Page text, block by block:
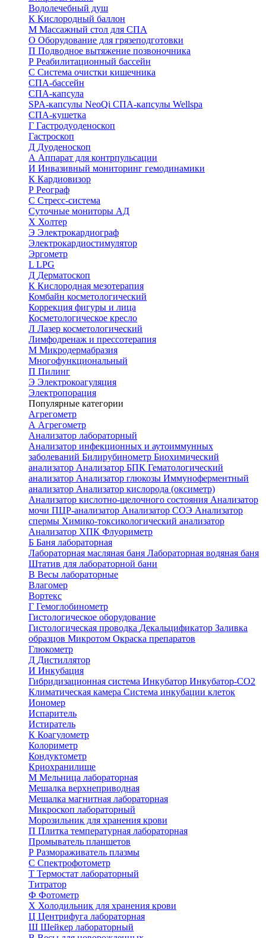
Водолечебный душ
К Кислородный баллон
М Массажный стол для СПА
О Оборудование для грязеподготовки
П Подводное вытяжение позвоночника
Р Реабилитационный бассейн
С Система очистки кишечника
СПА-бассейн
СПА-капсула
SPA-капсулы NeoQi СПА-капсулы Wellspa
СПА-кушетка
Г Гастродуоденоскоп
Гастроскоп
Д Дуоденоскоп
А Аппарат для контрпульсации
И Инвазивный мониторинг гемодинамики
К Кардиовизор
Р Реограф
С Стресс-система
Суточные мониторы АД
Х Холтер
Э Электрокардиограф
Электрокардиостимулятор
Эргометр
L LPG
Д Дерматоскоп
К Кислородная мезотерапия
Комбайн косметологический
Коррекция фигуры и лица
Косметологическое кресло
Л Лазер косметологический
Лимфодренаж и прессотерапия
М Микродермабразия
Многофункциональный
П Пилинг
Э Электрокоагуляция
Электропорация
Популярные категории
Агрегометр
А Агрегометр
Анализатор лабораторный
Анализатор инфекционных и аутоиммунных
заболеваний Билирубинометр Биохимический
анализатор Анализатор БПК Гематологический
анализатор Анализатор глюкозы Иммуноферментный
анализатор Анализатор кислорода (оксиметр)
Анализатор кислотно-щелочного состояния Анализатор
мочи ПЦР-анализатор Анализатор СОЭ Анализатор
спермы Химико-токсикологический анализатор
Анализатор ХПК Флуориметр
Б Баня лабораторная
Лабораторная масляная баня Лабораторная водяная баня
Штатив для лабораторной бани
В Весы лабораторные
Влагомер
Вортекс
Г Гемоглобинометр
Гистологическое оборудование
Гистологическая проводка Декальцификатор Заливка
образцов Микротом Окраска препаратов
Глюкометр
Д Дистиллятор
И Инкубация
Гибридизационная система Инкубатор Инкубатор-СО2
Климатическая камера Система инкубации клеток
Иономер
Испаритель
Истиратель
К Коагулометр
Колориметр
Кондуктометр
Криохранилище
М Мельница лабораторная
Мешалка верхнеприводная
Мешалка магнитная лабораторная
Микроскоп лабораторный
Морозильник для хранения крови
П Плитка температурная лабораторная
Промыватель планшетов
Р Размораживатель плазмы
С Спектрофотометр
Т Термостат лабораторный
Титратор
Ф Фотометр
Х Холодильник для хранения крови
Ц Центрифуга лабораторная
Ш Шейкер лабораторный